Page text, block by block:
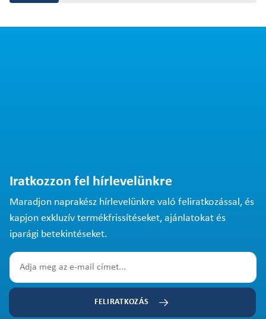
Iratkozzon fel hírlevelünkre
Maradjon naprakész hírlevelünkre való feliratkozással, és
kapjon exkluzív termékfrissítéseket, ajánlatokat és
iparági betekintéseket.
FELIRATKOZÁS